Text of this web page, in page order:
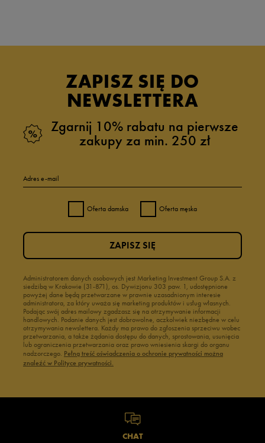
ZAPISZ SIĘ DO
NEWSLETTERA
Zgarnij 10% rabatu na pierwsze
zakupy za min. 250 zł
Adres e-mail
Oferta damska Oferta męska
Administratorem danych osobowych jest Marketing Investment Group S.A. z
siedzibą w Krakowie (31-871), os. Dywizjonu 303 paw. 1, udostępnione
powyżej dane będą przetwarzane w prawnie uzasadnionym interesie
administratora, za który uważa się marketing produktów i usług własnych.
Podając swój adres mailowy zgadzasz się na otrzymywanie informacji
handlowych. Podanie danych jest dobrowolne, aczkolwiek niezbędne w celu
otrzymywania newslettera. Każdy ma prawo do zgłoszenia sprzeciwu wobec
przetwarzania, a także żądania dostępu do danych, sprostowania, usunięcia
lub ograniczenia przetwarzania oraz prawo wniesienia skargi do organu
nadzorczego. Pełną treść oświadczenia o ochronie prywatności można
znaleźć w Polityce prywatności.
ZAPISZ SIĘ
CHAT